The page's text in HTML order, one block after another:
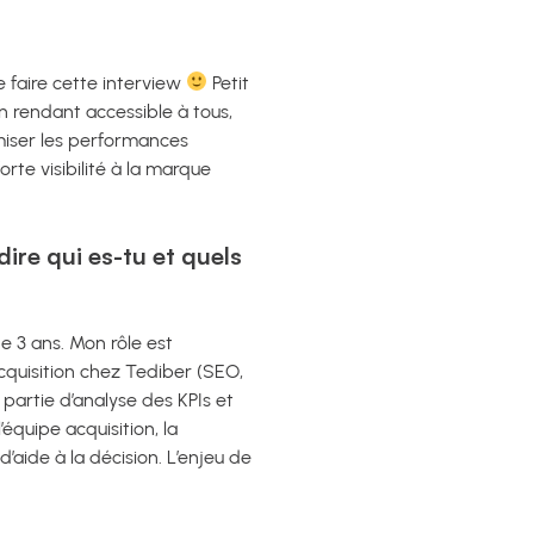
faire cette interview
Petit
rendant accessible à tous,
les performances
visibilité à la marque
qui es-tu et quels
3 ans. Mon rôle est
chez Tediber (SEO,
d’analyse des KPIs et
acquisition, la
à la décision. L’enjeu de